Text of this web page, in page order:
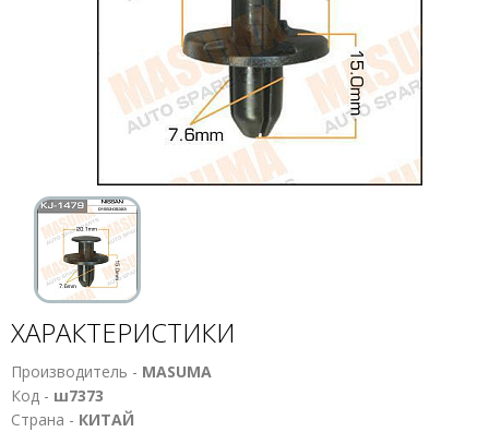
ХАРАКТЕРИСТИКИ
Производитель - MASUMA
Код - ш7373
Страна - КИТАЙ